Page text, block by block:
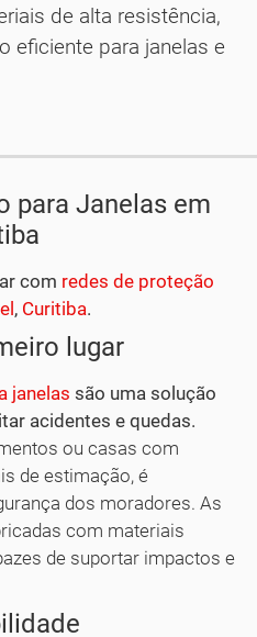
de alta resistência,
eficiente para janelas e
para Janelas em
com redes de proteção
, Curitiba.
lugar
janelas são uma solução
acidentes e quedas.
ou casas com
de estimação, é
dos moradores. As
com materiais
de suportar impactos e